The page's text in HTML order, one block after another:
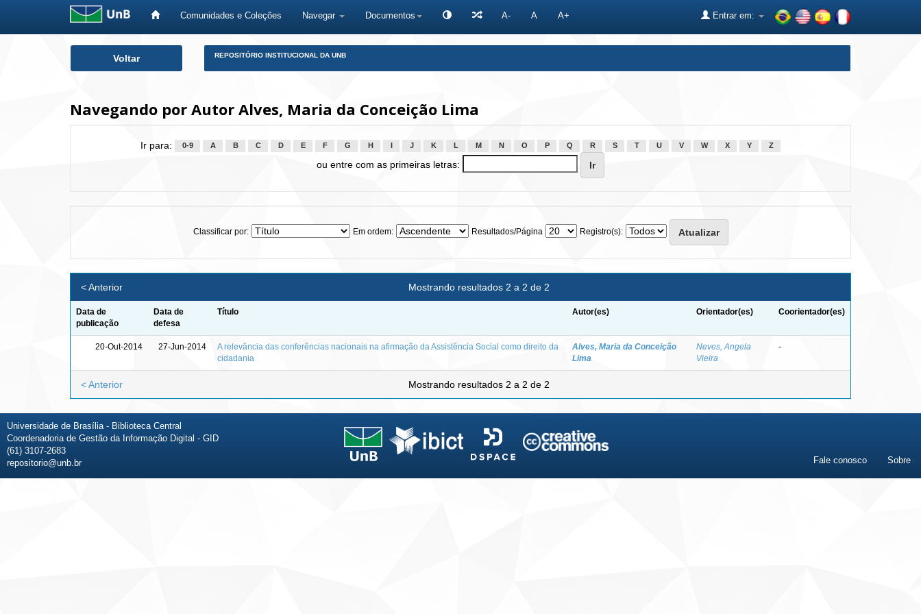
Comunidades e Coleções Navegar Documentos A- A A+ Entrar em:
Voltar REPOSITÓRIO INSTITUCIONAL DA UNB
Navegando por Autor Alves, Maria da Conceição Lima
Ir para: 0-9 A B C D E F G H J K L M N O P Q R S T U V W X Y Z
ou entre com as primeiras letras:
Classificar por: Em ordem: Resultados/Página Registro(s):
Mostrando resultados 2 a 2 de 2
< Anterior
Data de
publicação
Data de
defesa
Título Autor(es) Orientador(es) Coorientador(es)
20-Out-2014 27-Jun-2014
A relevância das conferências nacionais na afirmação da Assistência Social como direito da
cidadania
Alves, Maria da Conceição
Lima
Neves, Angela
Vieira
-
Mostrando resultados 2 a 2 de 2
< Anterior
Universidade de Brasília - Biblioteca Central
Coordenadoria de Gestão da Informação Digital - GID
(61) 3107-2683
repositorio@unb.br
Fale conosco Sobre